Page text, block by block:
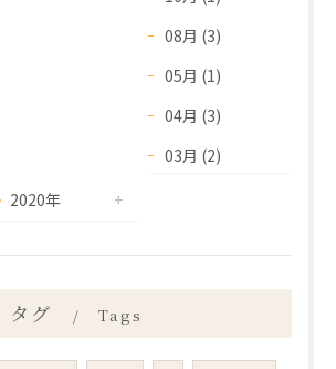
08月 (3)
05月 (1)
04月 (3)
03月 (2)
2020年
タグ Tags